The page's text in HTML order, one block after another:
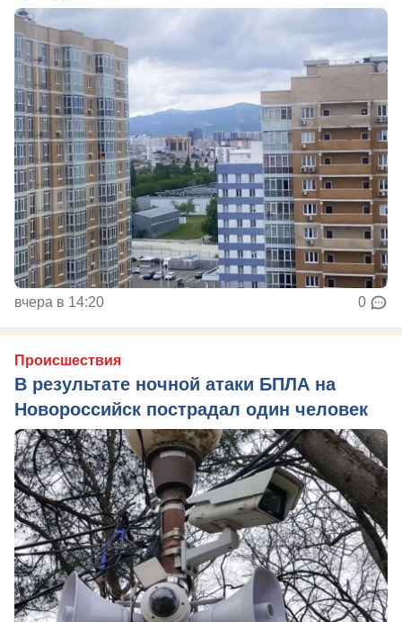
вчера в 14:20 0
Происшествия
В результате ночной атаки БПЛА на
Новороссийск пострадал один человек